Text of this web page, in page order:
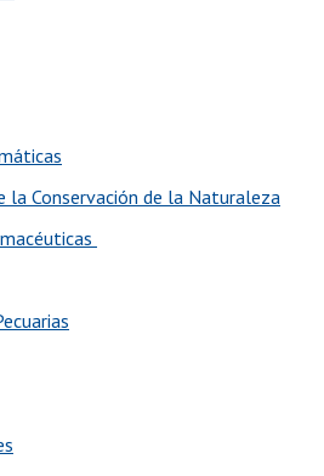
la Conservación de la Naturaleza